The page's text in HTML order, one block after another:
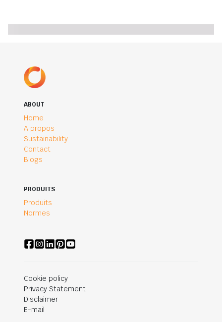
ABOUT
Home
A propos
Sustainability
Contact
Blogs
PRODUITS
Produits
Normes
Cookie policy
Privacy Statement
Disclaimer
E-mail